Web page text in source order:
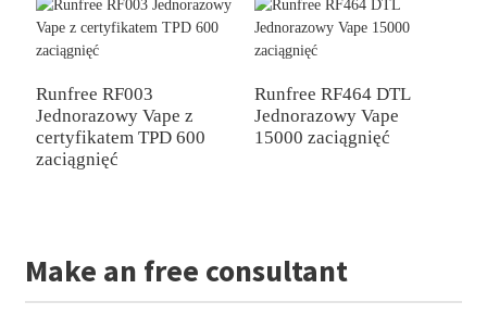
Runfree RF003
Jednorazowy Vape z
certyfikatem TPD 600
zaciągnięć
Runfree RF464 DTL
Jednorazowy Vape
15000 zaciągnięć
Make an free consultant